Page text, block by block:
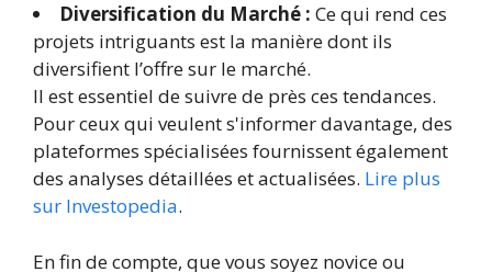
Diversification du Marché : Ce qui rend ces
projets intriguants est la manière dont ils
diversifient l’offre sur le marché.
Il est essentiel de suivre de près ces tendances.
Pour ceux qui veulent s'informer davantage, des
plateformes spécialisées fournissent également
des analyses détaillées et actualisées. Lire plus
sur Investopedia.
En fin de compte, que vous soyez novice ou